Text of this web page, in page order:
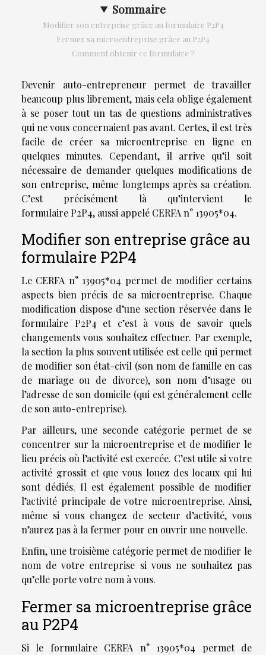
Sommaire
Modifier son entreprise grâce au formulaire P2P4
Fermer sa microentreprise grâce au P2P4
Comment obtenir ce formulaire ?
Devenir auto-entrepreneur permet de travailler
beaucoup plus librement, mais cela oblige également
à se poser tout un tas de questions administratives
qui ne vous concernaient pas avant. Certes, il est très
facile de créer sa microentreprise en ligne en
quelques minutes. Cependant, il arrive qu’il soit
nécessaire de demander quelques modifications de
son entreprise, même longtemps après sa création.
C’est précisément là qu’intervient le
formulaire P2P4, aussi appelé CERFA n° 13905*04.
Modifier son entreprise grâce au
formulaire P2P4
Le CERFA n° 13905*04 permet de modifier certains
aspects bien précis de sa microentreprise. Chaque
modification dispose d’une section réservée dans le
formulaire P2P4 et c’est à vous de savoir quels
changements vous souhaitez effectuer. Par exemple,
la section la plus souvent utilisée est celle qui permet
de modifier son état-civil (son nom de famille en cas
de mariage ou de divorce), son nom d’usage ou
l’adresse de son domicile (qui est généralement celle
de son auto-entreprise).
Par ailleurs, une seconde catégorie permet de se
concentrer sur la microentreprise et de modifier le
lieu précis où l’activité est exercée. C’est utile si votre
activité grossit et que vous louez des locaux qui lui
sont dédiés. Il est également possible de modifier
l’activité principale de votre microentreprise. Ainsi,
même si vous changez de secteur d’activité, vous
n’aurez pas à la fermer pour en ouvrir une nouvelle.
Enfin, une troisième catégorie permet de modifier le
nom de votre entreprise si vous ne souhaitez pas
qu’elle porte votre nom à vous.
Fermer sa microentreprise grâce
au P2P4
Si le formulaire CERFA n° 13905*04 permet de